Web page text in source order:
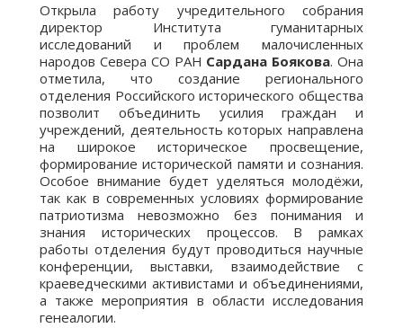
Открыла работу учредительного собрания
директор Института гуманитарных
исследований и проблем малочисленных
народов Севера СО РАН Сардана Боякова. Она
отметила, что создание регионального
отделения Российского исторического общества
позволит объединить усилия граждан и
учреждений, деятельность которых направлена
на широкое историческое просвещение,
формирование исторической памяти и сознания.
Особое внимание будет уделяться молодёжи,
так как в современных условиях формирование
патриотизма невозможно без понимания и
знания исторических процессов. В рамках
работы отделения будут проводиться научные
конференции, выставки, взаимодействие с
краеведческими активистами и объединениями,
а также мероприятия в области исследования
генеалогии.